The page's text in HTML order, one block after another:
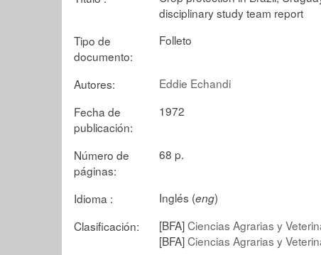
disciplinary study team report
Tipo de
documento:
Folleto
Autores:
Eddie Echandi
Fecha de
publicación:
1972
Número de
páginas:
68 p.
Idioma : Inglés (eng)
Clasificación:
[BFA]Ciencias Agrarias y
[BFA]Ciencias Agrarias y